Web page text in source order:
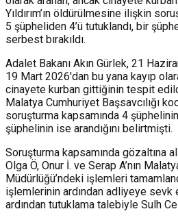
Yıldırım’ın öldürülmesine ilişkin
5 şüpheliden 4’ü tutuklandı, bir
serbest bırakıldı.
Adalet Bakanı Akın Gürlek, 21
19 Mart 2026'dan bu yana kayıp
cinayete kurban gittiğinin tespit
Malatya Cumhuriyet Başsavcılığı
soruşturma kapsamında 4 şüphelinin
şüphelinin ise arandığını belirtmişti.
Soruşturma kapsamında gözaltına
Olga Ö, Onur İ. ve Serap A’nın
Müdürlüğü’ndeki işlemleri
işlemlerinin ardından adliyeye sevk
ardından tutuklama talebiyle Sulh